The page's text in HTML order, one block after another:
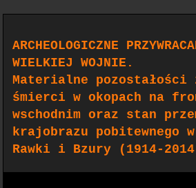
ARCHEOLOGICZNE
WIELKIEJ WOJNIE.
Materialne
śmierci w okopach na
wschodnim oraz stan
krajobrazu pobitewnego
Rawki i Bzury (1914-